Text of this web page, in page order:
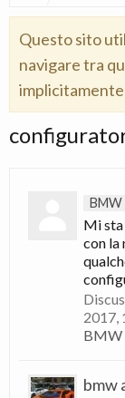
Questo sito
navigare tra
BMW
Mi sta
con la
2017,
BMW
bmw